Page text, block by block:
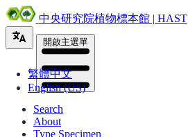
中央研究院植物標本館 | HAST
繁體中文
English (US)
開啟主選單
Search
About
Type Specimen